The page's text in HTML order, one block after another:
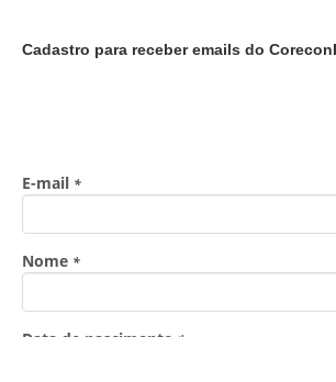
Cadastro para receber emails do